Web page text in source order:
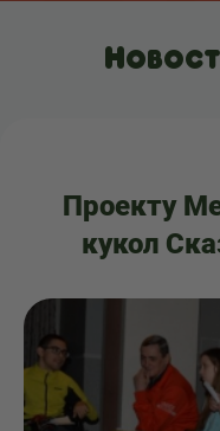
Проекту
кукол